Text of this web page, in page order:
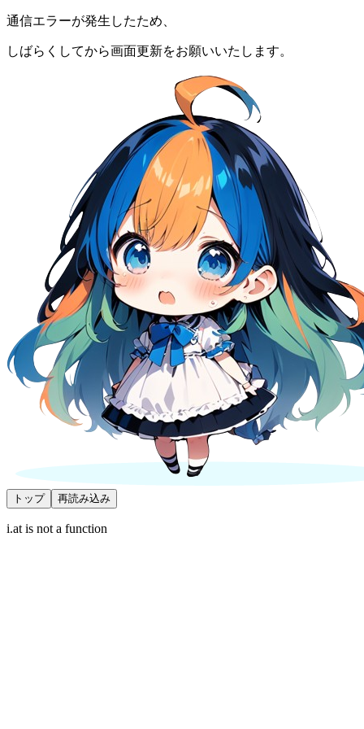
通信エラーが発生したため、
しばらくしてから画面更新をお願いいたします。
トップ 再読み込み
i.at is not a function